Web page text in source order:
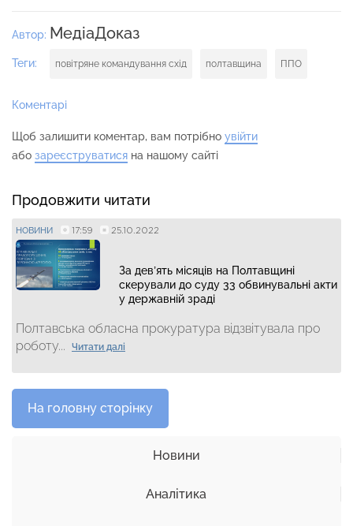
Автор: МедіаДоказ
Теги: повітряне командування схід полтавщина ППО
Коментарі
Щоб залишити коментар, вам потрібно увійти
або зареєструватися на нашому сайті
Продовжити читати
НОВИНИ 17:59 25.10.2022
За дев’ять місяців на Полтавщині
скерували до суду 33 обвинувальні акти
у державній зраді
Полтавська обласна прокуратура відзвітувала про
роботу...
Читати далі
На головну сторінку
Новини
Аналітика